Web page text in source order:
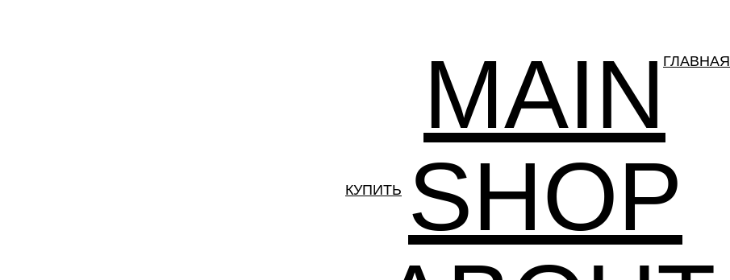
MAIN
SHOP
ГЛАВНАЯ
КУПИТЬ